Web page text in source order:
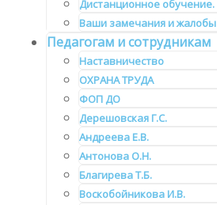
Дистанционное обучение.
Ваши замечания и жалобы
Педагогам и сотрудникам
Наставничество
ОХРАНА ТРУДА
ФОП ДО
Дерешовская Г.С.
Андреева Е.В.
Антонова О.Н.
Благирева Т.Б.
Воскобойникова И.В.